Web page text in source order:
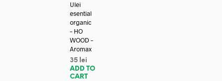
Ulei
esential
organic
– HO
WOOD –
Aromax
35 lei
ADD TO
CART